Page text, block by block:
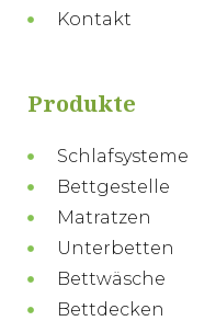
Kontakt
Produkte
Schlafsysteme
Bettgestelle
Matratzen
Unterbetten
Bettwäsche
Bettdecken